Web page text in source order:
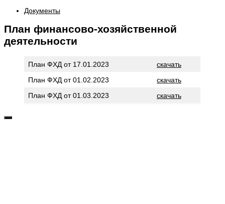
Документы
План финансово-хозяйственной
деятельности
План ФХД от 17.01.2023
скачать
План ФХД от 01.02.2023
скачать
План ФХД от 01.03.2023
скачать